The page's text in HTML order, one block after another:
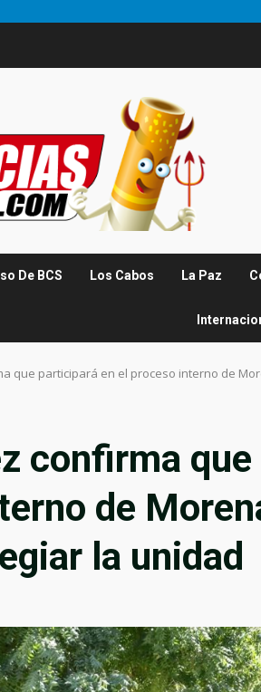
De BCS Los Cabos La Paz
que participará en el proceso interno de
confirma
de
la unidad